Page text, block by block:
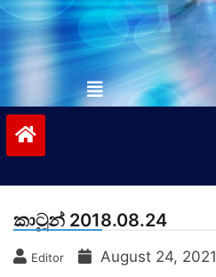
කාටූන් 2018.08.24
Editor August 24, 2021